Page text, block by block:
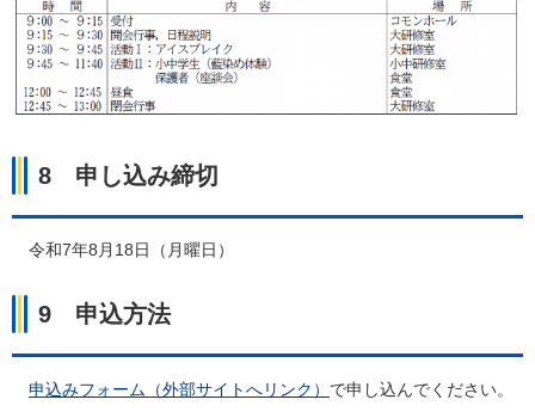
8 申し込み締切
令和7年8月18日（月曜日）
9 申込方法
申込みフォーム（外部サイトへリンク） で申し込んでください。